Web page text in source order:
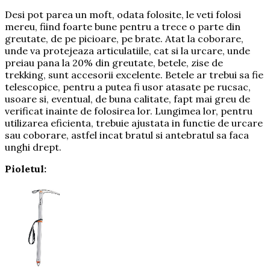
Desi pot parea un moft, odata folosite, le veti folosi
mereu, fiind foarte bune pentru a trece o parte din
greutate, de pe picioare, pe brate. Atat la coborare,
unde va protejeaza articulatiile, cat si la urcare, unde
preiau pana la 20% din greutate, betele, zise de
trekking, sunt accesorii excelente. Betele ar trebui sa fie
telescopice, pentru a putea fi usor atasate pe rucsac,
usoare si, eventual, de buna calitate, fapt mai greu de
verificat inainte de folosirea lor. Lungimea lor, pentru
utilizarea eficienta, trebuie ajustata in functie de urcare
sau coborare, astfel incat bratul si antebratul sa faca
unghi drept.
Pioletul: